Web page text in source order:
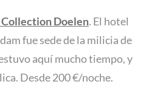
Doelen. El hotel
fue sede de la milicia de
aquí mucho tiempo, y
Desde 200 €/noche.